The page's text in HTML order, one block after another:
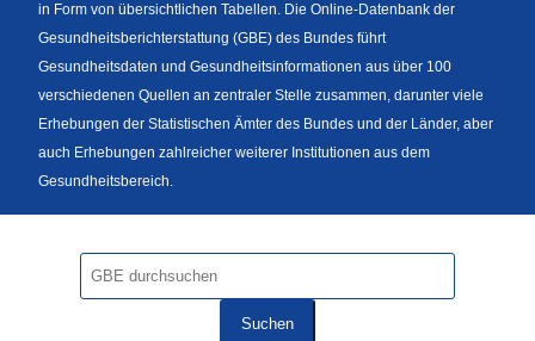
in Form von übersichtlichen Tabellen. Die Online-Datenbank der
Gesundheitsberichterstattung (GBE) des Bundes führt
Gesundheitsdaten und Gesundheitsinformationen aus über 100
verschiedenen Quellen an zentraler Stelle zusammen, darunter viele
Erhebungen der Statistischen Ämter des Bundes und der Länder, aber
auch Erhebungen zahlreicher weiterer Institutionen aus dem
Gesundheitsbereich.
Suchen